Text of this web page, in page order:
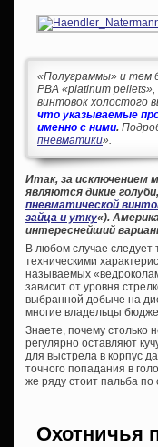
«Полуграммы» и тем
PBA «platinum
винтовок холостого
что указываемые
именно с ними.
пневматики».
Итак, за исключением
являются дикие
пневматической
зайца и утку«).
интереснейший
В любом случае следует
техническими
называемых
зависит от уровня
выбранной добыче на
многие владельцы
Знаете, почему столько
регулярно оставляют
для выстрела в корпус
точного попадания в
же ряду стоит пальба
Охотничья